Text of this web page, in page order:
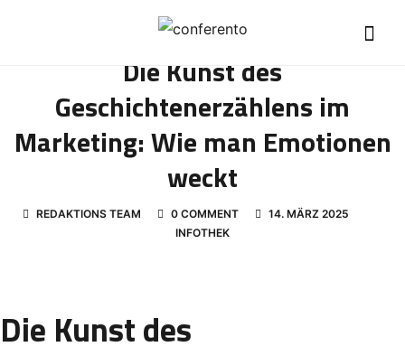
Die Kunst des
Geschichtenerzählens im
Marketing: Wie man Emotionen
weckt
REDAKTIONS TEAM 0 COMMENT
14. MÄRZ 2025
INFOTHEK
Die Kunst des